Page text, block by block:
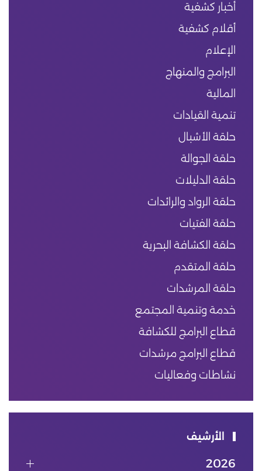
أخبار كشفية
أقلام كشفية
الإعلام
البرامج والمنهاج
المالية
تنمية القيادات
حلقة الأشبال
حلقة الجوالة
حلقة الدليلات
حلقة الرواد والرائدات
حلقة الفتيات
حلقة الكشافة البحرية
حلقة المتقدم
حلقة المرشدات
خدمة وتنمية المجتمع
قطاع البرامج للكشافة
قطاع البرامج مرشدات
نشاطات وفعاليات
الأرشيف
2026